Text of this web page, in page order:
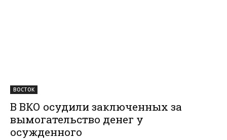
ВОСТОК
В ВКО осудили заключенных за
вымогательство денег у
осужденного